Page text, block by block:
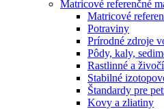
Matricové referenčné
Matricové
Potraviny
Prírodné zdroje
Pôdy, kaly,
Rastlinné a
Stabilné
Štandardy pre
Kovy a zliatiny